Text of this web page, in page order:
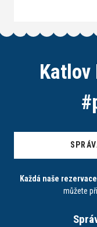
Katlov
#
Každá naše
můžete